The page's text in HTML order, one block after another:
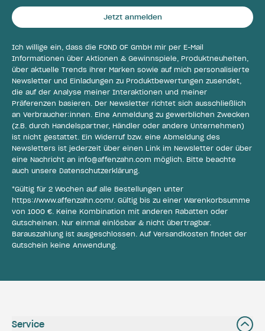
Jetzt anmelden
Ich willige ein, dass die FOND OF GmbH mir per E-Mail
Informationen über Aktionen & Gewinnspiele, Produktneuheiten,
über aktuelle Trends ihrer Marken sowie auf mich personalisierte
Newsletter und Einladungen zu Produktbewertungen zusendet,
die auf der Analyse meiner Interaktionen und meiner
Präferenzen basieren. Der Newsletter richtet sich ausschließlich
an Verbraucher:innen. Eine Anmeldung zu gewerblichen Zwecken
(z.B. durch Handelspartner, Händler oder andere Unternehmen)
ist nicht gestattet. Ein Widerruf bzw. eine Abmeldung des
Newsletters ist jederzeit über einen Link im Newsletter oder über
eine Nachricht an info@affenzahn.com möglich. Bitte beachte
auch unsere Datenschutzerklärung.
*Gültig für 2 Wochen auf alle Bestellungen unter
https://www.affenzahn.com/. Gültig bis zu einer Warenkorbsumme
von 1000 €. Keine Kombination mit anderen Rabatten oder
Gutscheinen. Nur einmal einlösbar & nicht übertragbar.
Barauszahlung ist ausgeschlossen. Auf Versandkosten findet der
Gutschein keine Anwendung.
Service